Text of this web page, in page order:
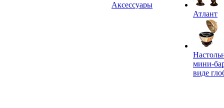
Аксессуары
Атлант
мини-
виде